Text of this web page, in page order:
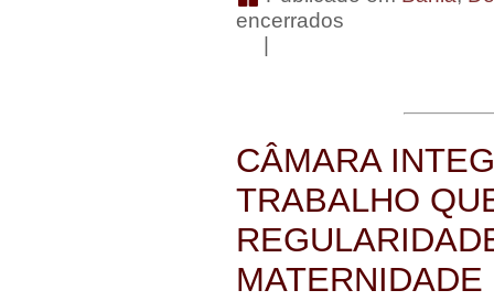
encerrados
CÂMARA
TRABALHO